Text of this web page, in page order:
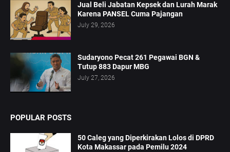
Jual Beli Jabatan Kepsek dan Lurah Marak
Karena PANSEL Cuma Pajangan
July 29, 2026
Sudaryono Pecat 261 Pegawai BGN &
Tutup 883 Dapur MBG
July 27, 2026
POPULAR POSTS
50 Caleg yang Diperkirakan Lolos di DPRD
Kota Makassar pada Pemilu 2024